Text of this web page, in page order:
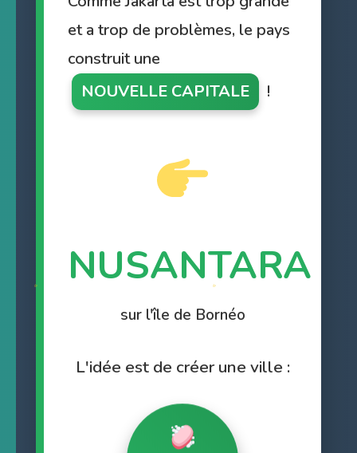
et a trop de problèmes, le pays
construit une
NOUVELLE CAPITALE
!
NUSANTARA
sur l'île de Bornéo
L'idée est de créer une ville :